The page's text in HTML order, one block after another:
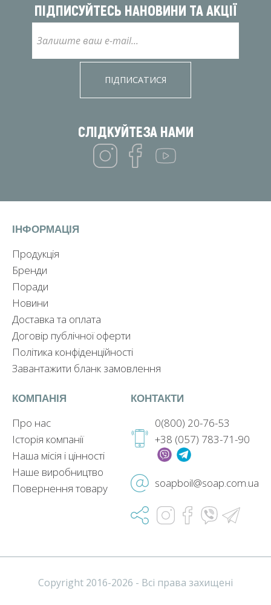
ПІДПИСУЙТЕСЬ НАНОВИНИ ТА АКЦІЇ
ПІДПИСАТИСЯ
СЛІДКУЙТЕЗА НАМИ
ІНФОРМАЦІЯ
Продукція
Бренди
Поради
Новини
Доставка та оплата
Договір публічної оферти
Політика конфіденційності
Завантажити бланк замовлення
КОМПАНІЯ
Про нас
Історія компанії
Наша місія і цінності
Наше виробництво
Повернення товару
КОНТАКТИ
0(800) 20-76-53
+38 (057) 783-71-90
soapboil@soap.com.ua
Copyright 2016-2026 - Всі права захищені